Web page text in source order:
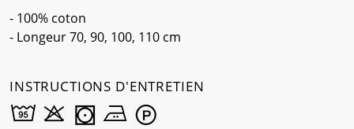
- 100% coton
- Longeur 70, 90, 100, 110 cm
INSTRUCTIONS D'ENTRETIEN